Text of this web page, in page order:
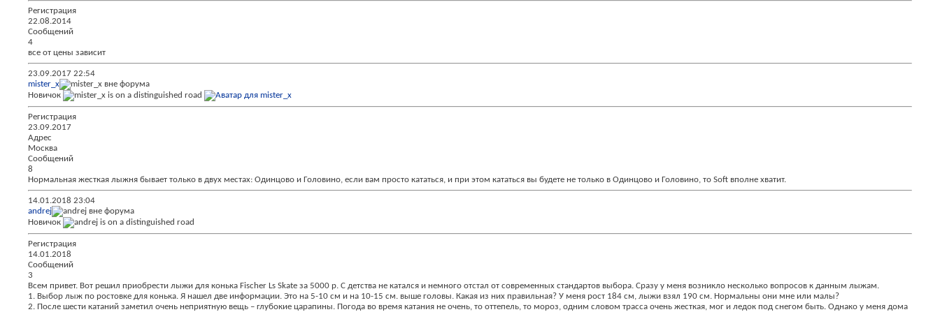
Регистрация
22.08.2014
Сообщений
4
все от цены зависит
23.09.2017 22:54
mister_x
Новичок
Регистрация
23.09.2017
Адрес
Москва
Сообщений
8
Нормальная жесткая лыжня бывает только в двух местах: Одинцово и Головино, если вам просто кататься, и при этом кататься вы будете не только в Одинцово и Головино, то Soft вполне хватит.
14.01.2018 23:04
andrej
Новичок
Регистрация
14.01.2018
Сообщений
3
Всем привет. Вот решил приобрести лыжи для конька Fischer Ls Skate за 5000 р. С детства не катался и немного отстал от современных стандартов выбора. Сразу у меня возникло несколько вопросов к данным лыжам.
1. Выбор лыж по ростовке для конька. Я нашел две информации. Это на 5-10 см и на 10-15 см. выше головы. Какая из них правильная? У меня рост 184 см, лыжи взял 190 см. Нормальны они мне или малы?
2. После шести катаний заметил очень неприятную вещь – глубокие царапины. Погода во время катания не очень, то оттепель, то мороз, одним словом трасса очень жесткая, мог и ледок под снегом быть. Однако у меня дома